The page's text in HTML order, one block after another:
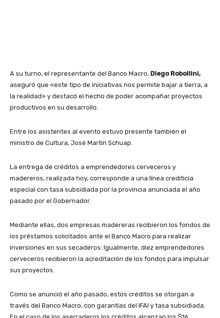
A su turno, el representante del Banco Macro, Diego Robollini,
aseguró que «este tipo de iniciativas nos permite bajar a tierra, a
la realidad» y destacó el hecho de poder acompañar proyectos
productivos en su desarrollo.
Entre los asistentes al evento estuvo presente también el
ministro de Cultura, José Martin Schuap.
La entrega de créditos a emprendedores cerveceros y
madereros, realizada hoy, corresponde a una línea crediticia
especial con tasa subsidiada por la provincia anunciada el año
pasado por el Gobernador.
Mediante ellas, dos empresas madereras recibieron los fondos de
los préstamos solicitados ante el Banco Macro para realizar
inversiones en sus secaderos: Igualmente, diez emprendedores
cerveceros recibieron la acreditación de los fondos para impulsar
sus proyectos.
Como se anunció el año pasado, estos créditos se otorgan a
través del Banco Macro, con garantías del IFAI y tasa subsidiada.